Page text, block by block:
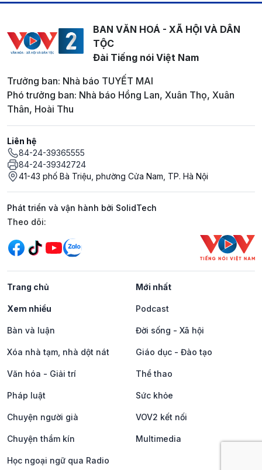
BAN VĂN HOÁ - XÃ HỘI VÀ DÂN
TỘC
Đài Tiếng nói Việt Nam
Trưởng ban: Nhà báo TUYẾT MAI
Phó trưởng ban: Nhà báo Hồng Lan, Xuân Thọ, Xuân
Thân, Hoài Thu
Liên hệ
84-24-39365555
84-24-39342724
41-43 phố Bà Triệu, phường Cửa Nam, TP. Hà Nội
Phát triển và vận hành bởi SolidTech
Mạng xã hội
Theo dõi:
Trang chủ Mới nhất
Xem nhiều Podcast
Bàn và luận Đời sống - Xã hội
Xóa nhà tạm, nhà dột nát Giáo dục - Đào tạo
Văn hóa - Giải trí Thể thao
Pháp luật Sức khỏe
Chuyện người già VOV2 kết nối
Chuyện thầm kín Multimedia
Học ngoại ngữ qua Radio